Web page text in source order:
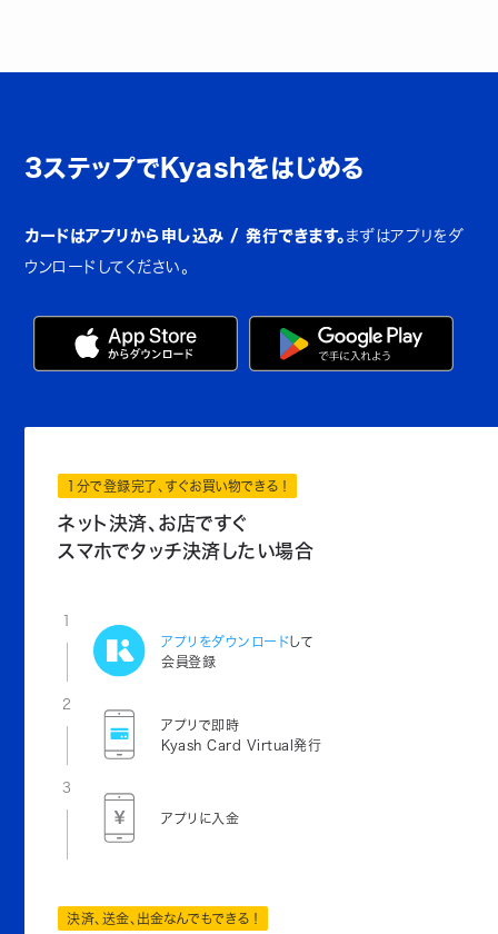
3ステップでKyashをはじめる
カードはアプリから申し込み / 発行できます。 まずはアプリをダ
ウンロードしてください。
1分で登録完了、すぐお買い物できる！
ネット決済、お店ですぐ
スマホでタッチ決済したい場合
1
アプリをダウンロードして
会員登録
2
アプリで即時
Kyash Card Virtual発行
3
アプリに入金
決済、送金、出金なんでもできる！